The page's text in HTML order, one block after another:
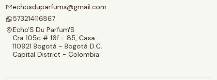
echosduparfums@gmail.com
573214116867
Echo'S Du Parfum'S
Cra 105c # 16f - 85, Casa
110921 Bogotá - Bogotá D.C.
Capital District - Colombia